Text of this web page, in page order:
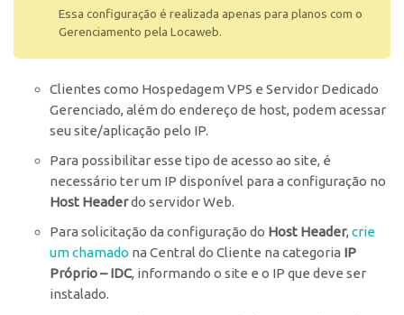
Essa configuração é realizada apenas para planos com o
Gerenciamento pela Locaweb.
Clientes como Hospedagem VPS e Servidor Dedicado
Gerenciado, além do endereço de host, podem acessar
seu site/aplicação pelo IP.
Para possibilitar esse tipo de acesso ao site, é
necessário ter um IP disponível para a configuração no
Host Headerdo servidor Web.
Para solicitação da configuração do Host Header, crie
um chamado na Central do Cliente na categoria IP
Próprio – IDC, informando o site e o IP que deve ser
instalado.